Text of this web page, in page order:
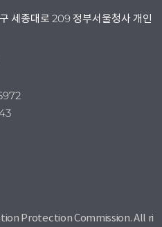
세종대로 209 정부서울청사 개인
Protection Commission. All ri